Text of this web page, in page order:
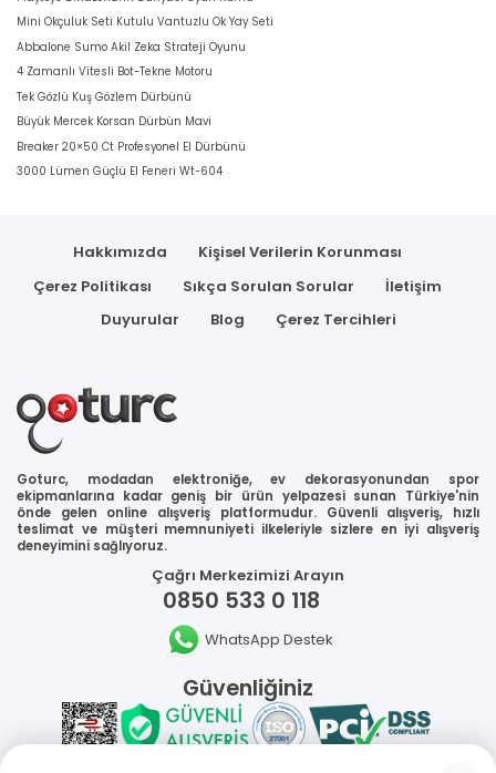
Mini Okçuluk Seti Kutulu Vantuzlu Ok Yay Seti
Abbalone Sumo Akil Zeka Strateji Oyunu
4 Zamanlı Vitesli Bot-Tekne Motoru
Tek Gözlü Kuş Gözlem Dürbünü
Büyük Mercek Korsan Dürbün Mavi
Breaker 20×50 Ct Profesyonel El Dürbünü
3000 Lümen Güçlü El Feneri Wt-604
Hakkımızda
Kişisel Verilerin Korunması
Çerez Politikası
Sıkça Sorulan Sorular
İletişim
Duyurular
Blog Çerez Tercihleri
Goturc, modadan elektroniğe, ev dekorasyonundan spor
ekipmanlarına kadar geniş bir ürün yelpazesi sunan Türkiye'nin
önde gelen online alışveriş platformudur. Güvenli alışveriş, hızlı
teslimat ve müşteri memnuniyeti ilkeleriyle sizlere en iyi alışveriş
deneyimini sağlıyoruz.
Çağrı Merkezimizi Arayın
0850 533 0 118
WhatsApp Destek
Güvenliğiniz